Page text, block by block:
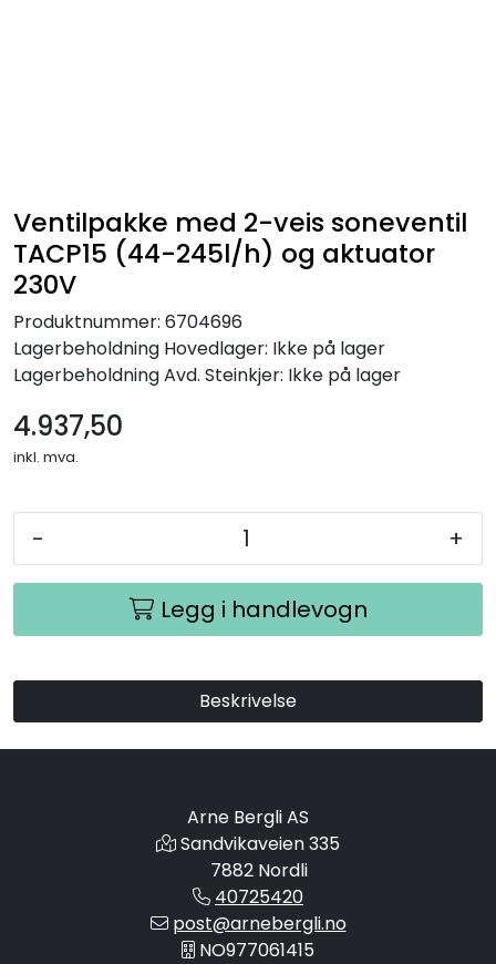
Ventilpakke med 2-veis soneventil
TACP15 (44-245l/h) og aktuator
230V
Produktnummer: 6704696
Lagerbeholdning Hovedlager: Ikke på lager
LagerbeholdningAvd. Steinkjer: Ikke på lager
4.937,50
inkl. mva.
- +
Legg i handlevogn
Beskrivelse
Arne Bergli AS
Sandvikaveien 335
7882 Nordli
40725420
post@arnebergli.no
NO977061415
Kontakt Oss
Søk om proffkundekonto
Reservedeler
Be om tilbud